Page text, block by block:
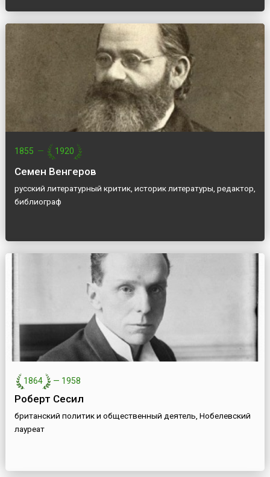
1855 — 1920
Семен Венгеров
русский литературный критик, историк литературы, редактор,
библиограф
1864 — 1958
Роберт Сесил
британский политик и общественный деятель, Нобелевский
лауреат